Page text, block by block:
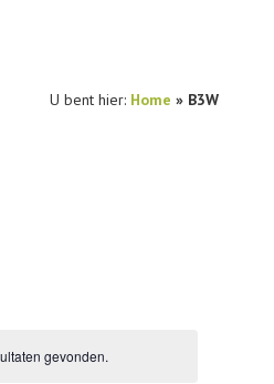
U bent hier: Home » B3W
gevonden.